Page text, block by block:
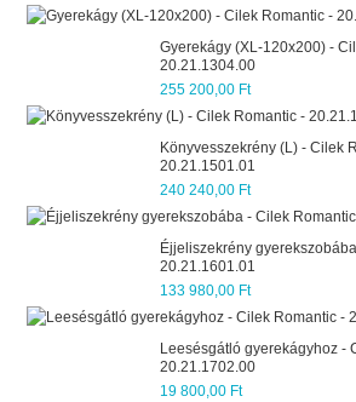
Gyerekágy (XL-120x200) -
20.21.1304.00
255 200,00 Ft
Könyvesszekrény (L) - Cilek
20.21.1501.01
240 240,00 Ft
Éjjeliszekrény
20.21.1601.01
133 980,00 Ft
Leesésgátló gyerekágyhoz -
20.21.1702.00
19 800,00 Ft